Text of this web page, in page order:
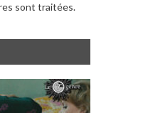
sont traitées.